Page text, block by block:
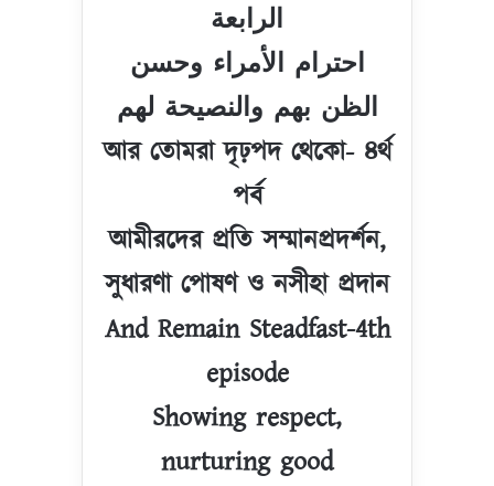
الرابعة
احترام الأمراء وحسن
الظن بهم والنصيحة لهم
আর তোমরা দৃঢ়পদ থেকো- ৪র্থ
পর্ব
আমীরদের প্রতি সম্মানপ্রদর্শন,
সুধারণা পোষণ ও নসীহা প্রদান
And Remain Steadfast-4th
episode
Showing respect,
nurturing good